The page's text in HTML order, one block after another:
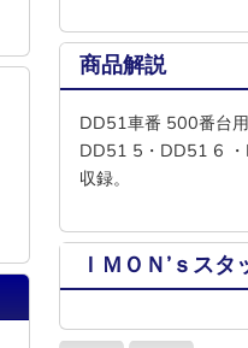
商品解説
DD51車番 500番台
DD51 5・DD51 6
収録。
ＩＭＯＮ’ｓス